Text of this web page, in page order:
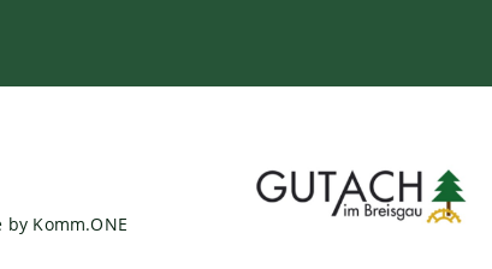
by Komm.ONE